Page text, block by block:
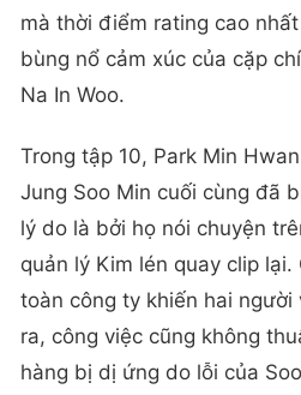
mà thời điểm rating cao
bùng nổ cảm xúc của cặp
Na In Woo.
Trong tập 10, Park Min
Jung Soo Min cuối cùng đã
lý do là bởi họ nói chuyện
quản lý Kim lén quay clip
toàn công ty khiến hai người
ra, công việc cũng không
hàng bị dị ứng do lỗi của